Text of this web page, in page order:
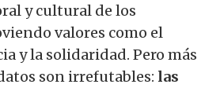
y cultural de los
valores como el
y la solidaridad. Pero más
son irrefutables: las